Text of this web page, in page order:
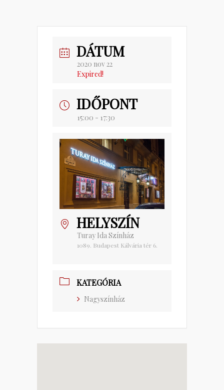
DÁTUM
2020 nov 22
Expired!
IDŐPONT
15:00 - 17:30
HELYSZÍN
Turay Ida Színház
1089. Budapest Kálvária tér 6.
KATEGÓRIA
Nagyszínház